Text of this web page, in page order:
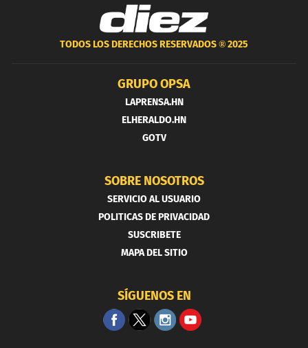
TODOS LOS DERECHOS RESERVADOS ®2025
GRUPO OPSA
LAPRENSA.HN
ELHERALDO.HN
GOTV
SOBRE NOSOTROS
SERVICIO AL USUARIO
POLITICAS DE PRIVACIDAD
SUSCRIBETE
MAPA DEL SITIO
SÍGUENOS EN